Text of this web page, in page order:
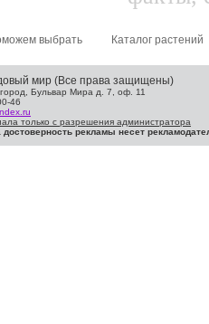
выбрать Каталог растений
мир (Все права защищены)
Бульвар Мира д. 7, оф. 11
46
только с разрешения администратора
достоверность рекламы несет